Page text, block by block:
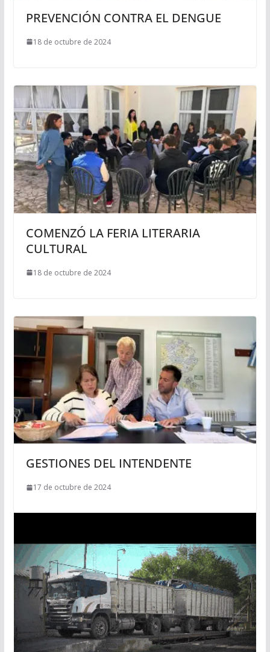
PREVENCIÓN CONTRA EL DENGUE
18 de octubre de 2024
COMENZÓ LA FERIA LITERARIA
CULTURAL
18 de octubre de 2024
GESTIONES DEL INTENDENTE
17 de octubre de 2024